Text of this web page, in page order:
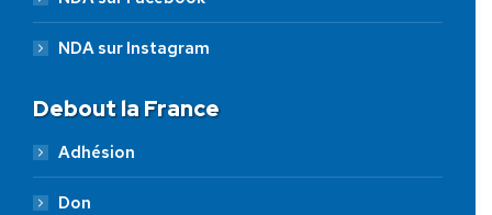
NDA sur Instagram
Debout la France
Adhésion
Don